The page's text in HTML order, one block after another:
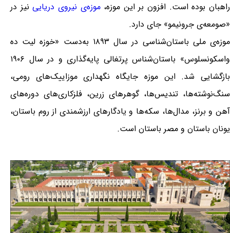
راهبان بوده است. افزون بر این موزه،موزه‌ی نیروی دریایینیز در
«صومعه‌ی جرونیمو» جای دارد.
موزه‌ی ملی باستان‌شناسی در سال ۱۸۹۳ به‌دست «خوزه لیت ده
واسکونسلوس» باستان‌شناس پرتغالی پایه‌گذاری و در سال ۱۹۰۶
بازگشایی شد. این موزه جایگاه نگهداری موزاییک‌های رومی،
سنگ‌نوشته‌ها، تندیس‌ها، گوهرهای زرین، فلزکاری‌های دوره‌های
آهن و برنز، مدال‌ها، سکه‌ها و یادگارهای ارزشمندی از روم باستان،
یونان باستان و مصر باستان است.